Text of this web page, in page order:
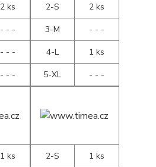
2 ks
- - -
- - -
- - -
2-S
2 ks
3-M
- - -
4-L
1 ks
5-XL
- - -
1 ks
2-S
1 ks